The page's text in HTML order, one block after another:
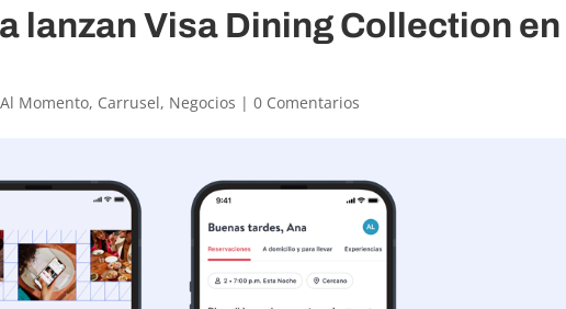
lanzan Visa Dining Collection en
Al Momento, Carrusel, Negocios |0 Comentarios